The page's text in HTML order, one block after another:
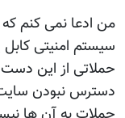
من ادعا نمی کنم
سیستم امنیتی
حملاتی از این
دسترس نبودن